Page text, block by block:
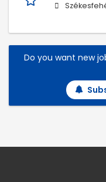
Do you want new